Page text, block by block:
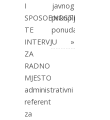
I
SPOSOBNOSTI
TE
INTERVJU
ZA
RADNO
MJESTO
administrativni
referent
za
javnog
prikupljanja
ponuda
»